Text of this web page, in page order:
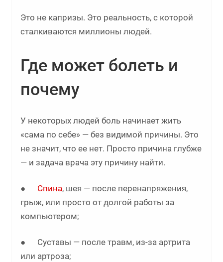
Это не капризы. Это реальность, с которой
сталкиваются миллионы людей.
Где может болеть и
почему
У некоторых людей боль начинает жить
«сама по себе» — без видимой причины. Это
не значит, что ее нет. Просто причина глубже
— и задача врача эту причину найти.
● Спина, шея — после перенапряжения,
грыж, или просто от долгой работы за
компьютером;
● Суставы — после травм, из-за артрита
или артроза;